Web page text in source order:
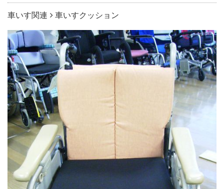
車いす関連 車いすクッション